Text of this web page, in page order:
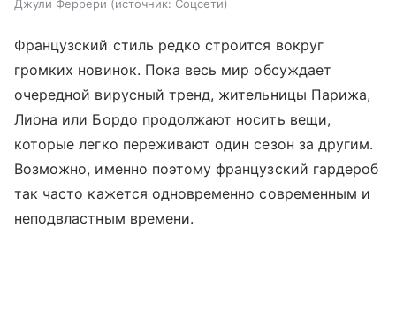
Джули Феррери источник: Соцсети
Французский стиль редко строится вокруг
громких новинок. Пока весь мир обсуждает
очередной вирусный тренд, жительницы Парижа,
Лиона или Бордо продолжают носить вещи,
которые легко переживают один сезон за другим.
Возможно, именно поэтому французский гардероб
так часто кажется одновременно современным и
неподвластным времени.